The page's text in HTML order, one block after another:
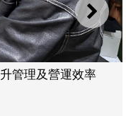
下一
管理及營運效率